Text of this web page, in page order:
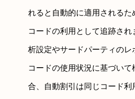
れると自動的に適用されるた
コードの利用として追跡さ
析設定やサードパーティのレ
コードの使用状況に基づい
合、自動割引は同じコード